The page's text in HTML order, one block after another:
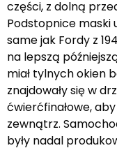
części, z dolną
Podstopnice maski
same jak Fordy z
na lepszą
miał tylnych okien
znajdowały się w
ćwierćfinałowe,
zewnątrz.
były nadal